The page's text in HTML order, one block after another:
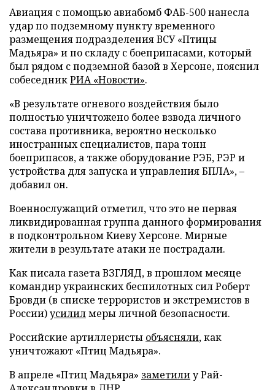
Авиация с помощью авиабомб ФАБ-500 нанесла
удар по подземному пункту временного
размещения подразделения ВСУ «Птицы
Мадьяра» и по складу с боеприпасами, который
был рядом с подземной базой в Херсоне, пояснил
собеседникРИА «Новости».
«В результате огневого воздействия было
полностью уничтожено более взвода личного
состава противника, вероятно несколько
иностранных специалистов, пара тонн
боеприпасов, а также оборудование РЭБ, РЭР и
устройства для запуска и управления БПЛА», –
добавил он.
Военнослужащий отметил, что это не первая
ликвидированная группа данного формирования
в подконтрольном Киеву Херсоне. Мирные
жители в результате атаки не пострадали.
Как писала газета ВЗГЛЯД, в прошлом месяце
командир украинских беспилотных сил Роберт
Бровди (в списке террористов и экстремистов в
России)усилилмеры личной безопасности.
Российские артиллеристы объясняли, как
уничтожают «Птиц Мадьяра».
В апреле «Птиц Мадьяра» заметилиу Рай-